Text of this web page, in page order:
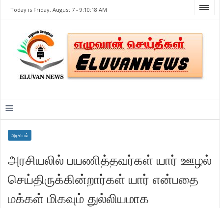
Today is Friday, August 7 -9:10:18 AM
≡
அரசியல்
அரசியலில் பயணித்தவர்கள் யார் ஊழல்
செய்திருக்கின்றார்கள் யார் என்பதை
மக்கள் மிகவும் துல்லியமாக